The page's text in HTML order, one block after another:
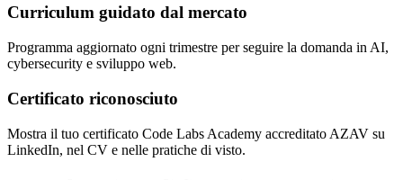
Curriculum guidato dal mercato
Programma aggiornato ogni trimestre per seguire la domanda in AI,
cybersecurity e sviluppo web.
Certificato riconosciuto
Mostra il tuo certificato Code Labs Academy accreditato AZAV su
LinkedIn, nel CV e nelle pratiche di visto.